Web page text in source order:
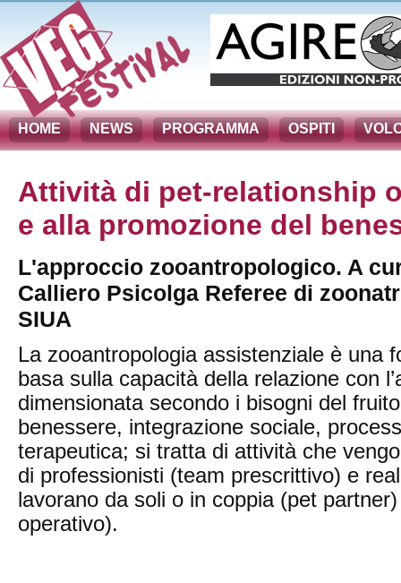
HOME NEWS PROGRAMMA OSPITI
Attività di pet-relationship
e alla promozione del
L'approccio zooantropologico. A
Calliero Psicolga Referee di
SIUA
La zooantropologia assistenziale è una
basa sulla capacità della relazione con
dimensionata secondo i bisogni del
benessere, integrazione sociale,
terapeutica; si tratta di attività che
di professionisti (team prescrittivo) e
lavorano da soli o in coppia (pet
operativo).